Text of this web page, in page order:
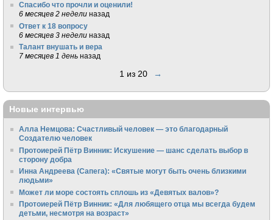
Спасибо что прочли и оценили!
6 месяцев 2 недели назад
Ответ к 18 вопросу
6 месяцев 3 недели назад
Талант внушать и вера
7 месяцев 1 день назад
1 из 20 →
Новые интервью
Алла Немцова: Счастливый человек — это благодарный
Создателю человек
Протоиерей Пётр Винник: Искушение — шанс сделать выбор в
сторону добра
Инна Андреева (Сапега): «Святые могут быть очень близкими
людьми»
Может ли море состоять сплошь из «Девятых валов»?
Протоиерей Пётр Винник: «Для любящего отца мы всегда будем
детьми, несмотря на возраст»